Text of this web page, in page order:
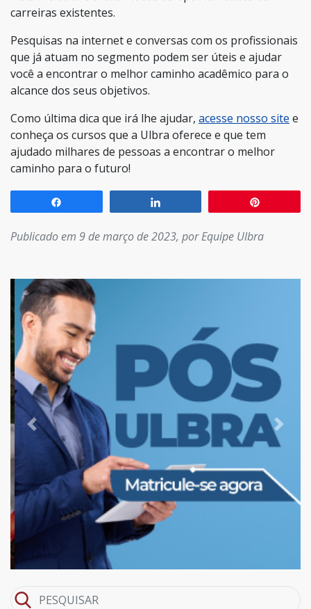
carreiras existentes.
Pesquisas na internet e conversas com os profissionais
que já atuam no segmento podem ser úteis e ajudar
você a encontrar o melhor caminho acadêmico para o
alcance dos seus objetivos.
Como última dica que irá lhe ajudar, acesse nosso site e
conheça os cursos que a Ulbra oferece e que tem
ajudado milhares de pessoas a encontrar o melhor
caminho para o futuro!
Publicado em 9 de março de 2023, por Equipe Ulbra
Previous Next